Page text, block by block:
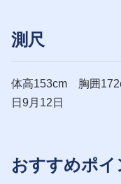
測尺
体高153cm 胸囲
日9月12日
おすすめポイ